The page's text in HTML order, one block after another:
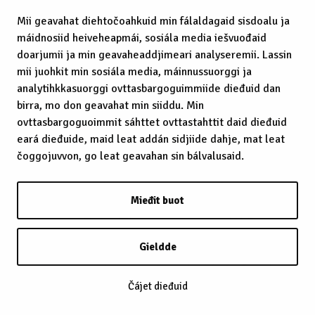
Mii geavahat diehtočoahkuid min fálaldagaid sisdoalu ja
máidnosiid heiveheapmái, sosiála media iešvuođaid
doarjumii ja min geavaheaddjimeari analyseremii. Lassin
mii juohkit min sosiála media, máinnussuorggi ja
analytihkkasuorggi ovttasbargoguimmiide dieđuid dan
birra, mo don geavahat min siiddu. Min
ovttasbargoguoimmit sáhttet ovttastahttit daid dieđuid
eará dieđuide, maid leat addán sidjiide dahje, mat leat
čoggojuvvon, go leat geavahan sin bálvalusaid.
Mieđit buot
Gieldde
Čájet dieđuid